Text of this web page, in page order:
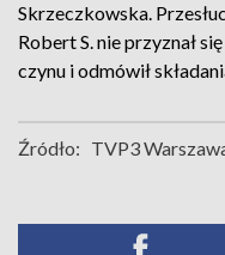
Skrzeczkowska.
Robert S. nie przyznał
czynu i odmówił
Źródło: TVP3